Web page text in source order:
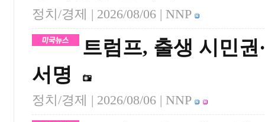
정치/경제 | 2026/08/06 | NNP
트럼프, 출생 시민
서명
정치/경제 | 2026/08/06 | NNP